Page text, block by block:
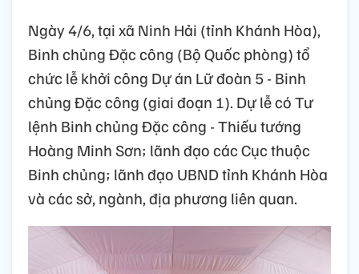
Ngày 4/6, tại xã Ninh Hải (tỉnh Khánh Hòa),
Binh chủng Đặc công (Bộ Quốc phòng) tổ
chức lễ khởi công Dự án Lữ đoàn 5 - Binh
chủng Đặc công (giai đoạn 1). Dự lễ có Tư
lệnh Binh chủng Đặc công - Thiếu tướng
Hoàng Minh Sơn; lãnh đạo các Cục thuộc
Binh chủng; lãnh đạo UBND tỉnh Khánh Hòa
và các sở, ngành, địa phương liên quan.